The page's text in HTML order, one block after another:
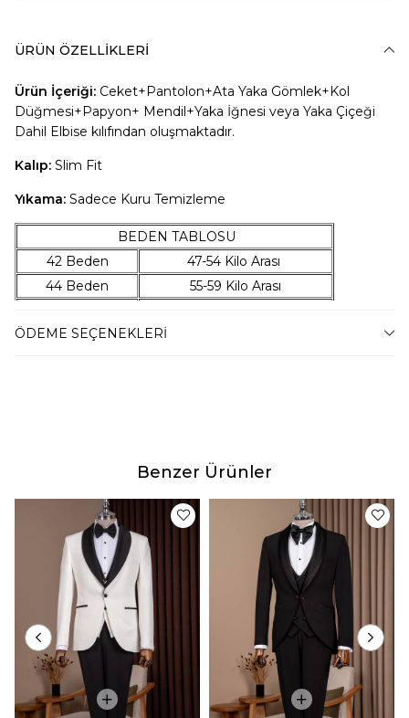
ÜRÜN ÖZELLIKLERI
Ürün İçeriği: Ceket+Pantolon+Ata Yaka Gömlek+Kol
Düğmesi+Papyon+ Mendil+Yaka İğnesi veya Yaka Çiçeği
Dahil Elbise kılıfından oluşmaktadır.
Kalıp: Slim Fit
Yıkama: Sadece Kuru Temizleme
BEDEN TABLOSU
42 Beden
47-54 Kilo Arası
44 Beden
55-59 Kilo Arası
48 Beden
101-105 Kilo Arası
106-110 Kilo Arası
62 Beden
111-115 Kilo Arası
64 Beden
116-120 Kilo Arası
Manken Bilgileri :Mankende 50 beden kullanılmıştır.
Teslimat
Tahmini teslim süremiz, bulunduğunuz adrese göre
2-4 iş günü arasında değişkenlik gösterecektir.
Ürün Fotoğrafları
ÖDEME SEÇENEKLERI
Benzer Ürünler